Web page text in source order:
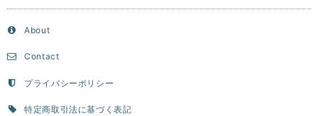
About
Contact
プライバシーポリシー
特定商取引法に基づく表記